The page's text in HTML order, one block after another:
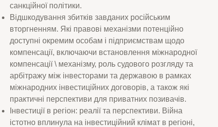
санкційної політики.
Відшкодування збитків завданих російським
вторгненням. Які правові механізми потенційно
доступні окремим особам і підприємствам щодо
компенсації, включаючи встановлення міжнародної
компенсації \ механізму, роль судового розгляду та
арбітражу між інвесторами та державою в рамках
міжнародних інвестиційних договорів, а також які
практичні перспективи для приватних позивачів.
Інвестиції в регіон: реалії та перспективи. Війна
істотно вплинула на інвестиційний клімат в регіоні,